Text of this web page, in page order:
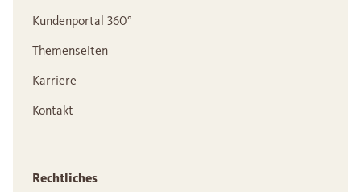
Kundenportal 360°
Themenseiten
Karriere
Kontakt
Rechtliches